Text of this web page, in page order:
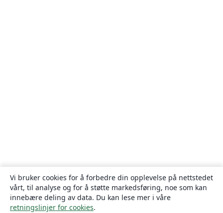
Vi bruker cookies for å forbedre din opplevelse på nettstedet
vårt, til analyse og for å støtte markedsføring, noe som kan
innebære deling av data. Du kan lese mer i våre
retningslinjer for cookies.